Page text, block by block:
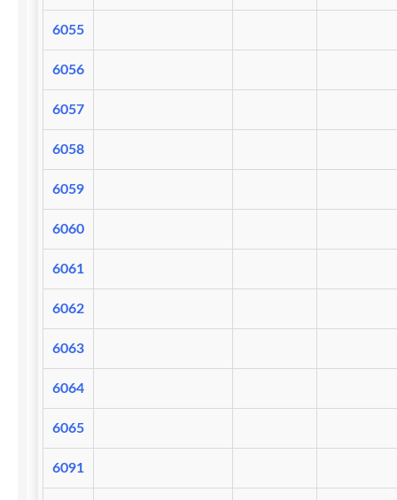
6055
6056
6057
6058
6059
6060
6061
6062
6063
6064
6065
6091